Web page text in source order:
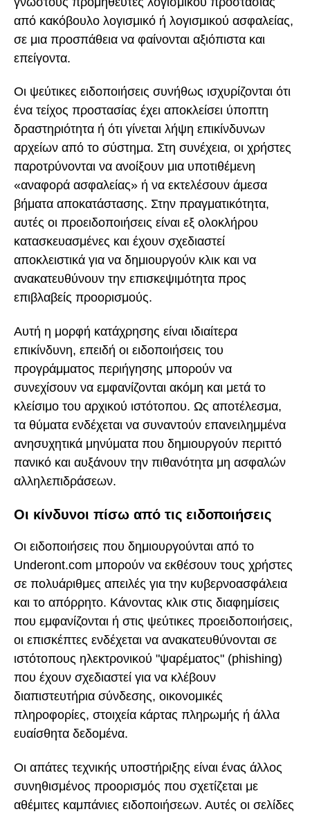
από κακόβουλο λογισμικό ή λογισμικού ασφαλείας,
σε μια προσπάθεια να φαίνονται αξιόπιστα και
επείγοντα.
Οι ψεύτικες ειδοποιήσεις συνήθως ισχυρίζονται ότι
ένα τείχος προστασίας έχει αποκλείσει ύποπτη
δραστηριότητα ή ότι γίνεται λήψη επικίνδυνων
αρχείων από το σύστημα. Στη συνέχεια, οι χρήστες
παροτρύνονται να ανοίξουν μια υποτιθέμενη
«αναφορά ασφαλείας» ή να εκτελέσουν άμεσα
βήματα αποκατάστασης. Στην πραγματικότητα,
αυτές οι προειδοποιήσεις είναι εξ ολοκλήρου
κατασκευασμένες και έχουν σχεδιαστεί
αποκλειστικά για να δημιουργούν κλικ και να
ανακατευθύνουν την επισκεψιμότητα προς
επιβλαβείς προορισμούς.
Αυτή η μορφή κατάχρησης είναι ιδιαίτερα
επικίνδυνη, επειδή οι ειδοποιήσεις του
προγράμματος περιήγησης μπορούν να
συνεχίσουν να εμφανίζονται ακόμη και μετά το
κλείσιμο του αρχικού ιστότοπου. Ως αποτέλεσμα,
τα θύματα ενδέχεται να συναντούν επανειλημμένα
ανησυχητικά μηνύματα που δημιουργούν περιττό
πανικό και αυξάνουν την πιθανότητα μη ασφαλών
αλληλεπιδράσεων.
Οι κίνδυνοι πίσω από τις ειδοποιήσεις
Οι ειδοποιήσεις που δημιουργούνται από το
Underont.com μπορούν να εκθέσουν τους χρήστες
σε πολυάριθμες απειλές για την κυβερνοασφάλεια
και το απόρρητο. Κάνοντας κλικ στις διαφημίσεις
που εμφανίζονται ή στις ψεύτικες προειδοποιήσεις,
οι επισκέπτες ενδέχεται να ανακατευθύνονται σε
ιστότοπους ηλεκτρονικού "ψαρέματος" (phishing)
που έχουν σχεδιαστεί για να κλέβουν
διαπιστευτήρια σύνδεσης, οικονομικές
πληροφορίες, στοιχεία κάρτας πληρωμής ή άλλα
ευαίσθητα δεδομένα.
Οι απάτες τεχνικής υποστήριξης είναι ένας άλλος
συνηθισμένος προορισμός που σχετίζεται με
αθέμιτες καμπάνιες ειδοποιήσεων. Αυτές οι σελίδες